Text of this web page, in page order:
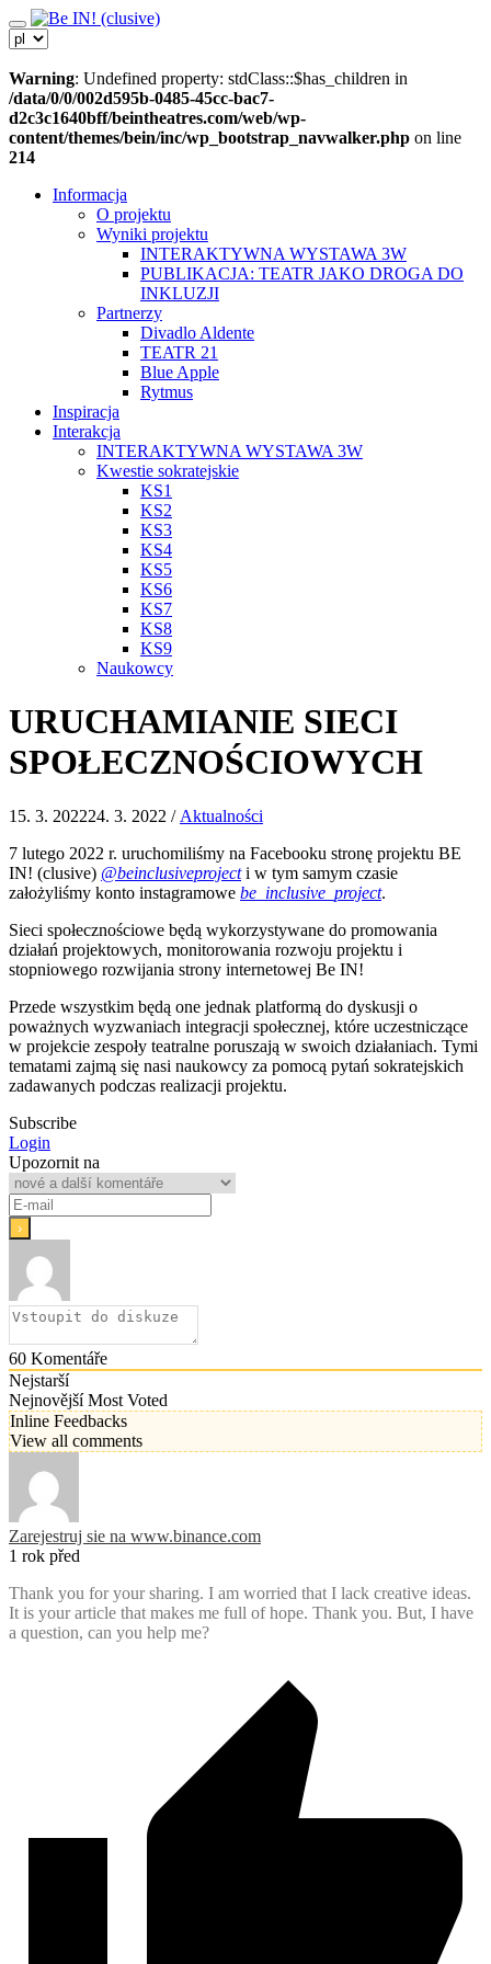
Skip
to
Warning: Undefined property: stdClass::$has_children in
/data/0/0/002d595b-0485-45cc-bac7-
d2c3c1640bff/beintheatres.com/web/wp-
content/themes/bein/inc/wp_bootstrap_navwalker.php on line
214
Informacja
O projektu
Wyniki projektu
INTERAKTYWNA WYSTAWA 3W
PUBLIKACJA: TEATR JAKO DROGA DO
INKLUZJI
Partnerzy
Divadlo Aldente
TEATR 21
Blue Apple
Rytmus
Inspiracja
Interakcja
INTERAKTYWNA WYSTAWA 3W
Kwestie sokratejskie
KS1
KS2
KS3
KS4
KS5
KS6
KS7
KS8
KS9
Naukowcy
URUCHAMIANIE SIECI
SPOŁECZNOŚCIOWYCH
15. 3. 202224. 3. 2022 / Aktualności
7 lutego 2022 r. uruchomiliśmy na Facebooku stronę projektu BE
IN! (clusive) @beinclusiveprojecti w tym samym czasie
założyliśmy konto instagramowe be_inclusive_project.
Sieci społecznościowe będą wykorzystywane do promowania
działań projektowych, monitorowania rozwoju projektu i
stopniowego rozwijania strony internetowej Be IN!
Przede wszystkim będą one jednak platformą do dyskusji o
poważnych wyzwaniach integracji społecznej, które uczestniczące
w projekcie zespoły teatralne poruszają w swoich działaniach. Tymi
tematami zajmą się nasi naukowcy za pomocą pytań sokratejskich
zadawanych podczas realizacji projektu.
Subscribe
Login
Upozornit na
60 Komentáře
Nejstarší
Nejnovější Most Voted
Inline Feedbacks
View all comments
Zarejestruj sie na www.binance.com
1 rok před
Thank you for your sharing. I am worried that I lack creative ideas.
It is your article that makes me full of hope. Thank you. But, I have
a question, can you help me?